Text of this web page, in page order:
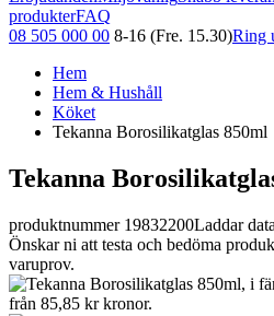
produkterFAQ
08 505 000 00 8-16 (Fre. 15.30)Ring
Hem
Hem & Hushåll
Köket
Tekanna Borosilikatglas 850ml
Tekanna
produktnummer 19832200Laddar data
Önskar ni att testa och bedöma
varuprov.